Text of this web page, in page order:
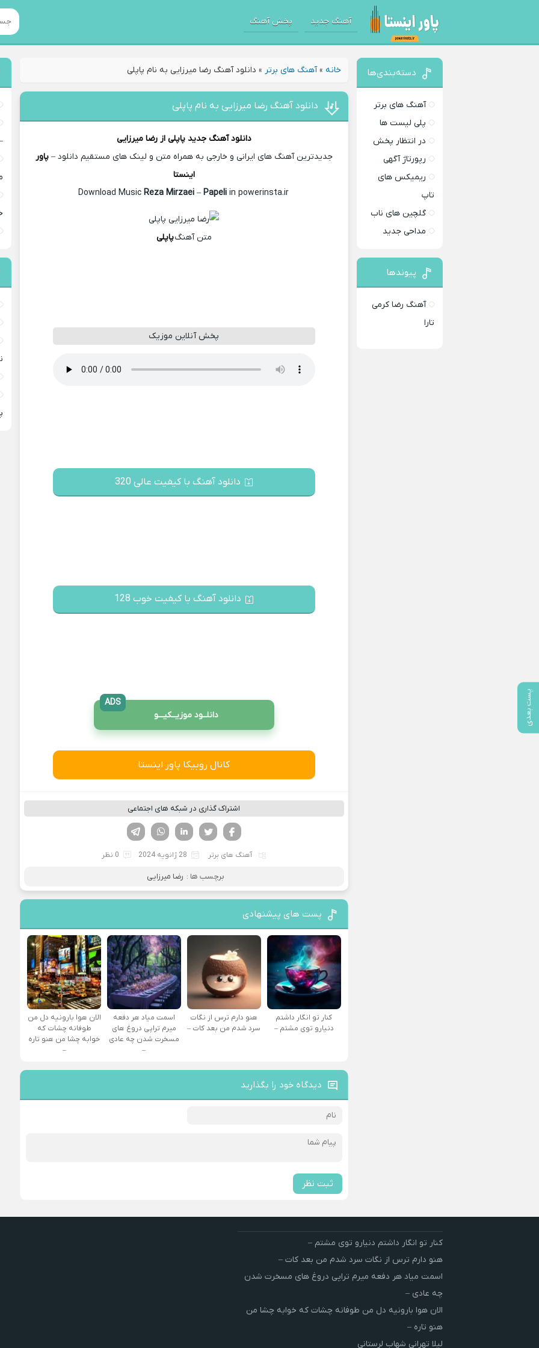
آهنگ جدید پخش آهنگ
خانه »آهنگ های برتر » دانلود آهنگ رضا میرزایی به نام پاپلی
پست بعدی
دانلود آهنگ رضا میرزایی به نام پاپلی
دانلود آهنگ جدید پاپلی ازرضا میرزایی
جدیدترین آهنگ های ایرانی و خارجی به همراه متن و لینک های مستقیم دانلود –پاور
اینستا
Reza Mirzaei –Papeliin powerinsta.ir
متن آهنگپاپلی
پخش آنلاین موزیک
دانلود آهنگ با کیفیت عالی 320
دانلود آهنگ با کیفیت خوب 128
دانلــود موزیــکیـــو
ADS
کانال روبیکا پاور اینستا
اشتراک گذاری در شبکه های اجتماعی
لینکدین تویتر
فیسوک
آهنگ های برتر 28 ژانویه 2024 0 نظر
برچسب ها : رضا میرزایی
پست های پیشنهادی
کنار تو انگار داشتم
دنیارو توی مشتم –
هنو دارم ترس از نگات
سرد شدم من بعد کات –
اسمت میاد هر دفعه
میرم تراپی دروغ‌ های
مسخرت شدن چه عادی
–
الان هوا بارونیه دل من
طوفانه چشات که
خوابه چشا من هنو تاره
–
دیدگاه خود را بگذارید
ثبت نظر
دسته‌بندی‌ها
آهنگ های برتر
پلی لیست ها
در انتظار پخش
رپورتاژ آگهی
ریمیکس های
تاپ
گلچین های ناب
مداحی جدید
پیوندها
آهنگ رضا کرمی
تارا
کنار تو انگار داشتم دنیارو توی مشتم –
هنو دارم ترس از نگات سرد شدم من بعد کات –
اسمت میاد هر دفعه میرم تراپی دروغ‌ های مسخرت شدن
چه عادی –
الان هوا بارونیه دل من طوفانه چشات که خوابه چشا من
هنو تاره –
لیلا تهرانی شهاب لرستانی